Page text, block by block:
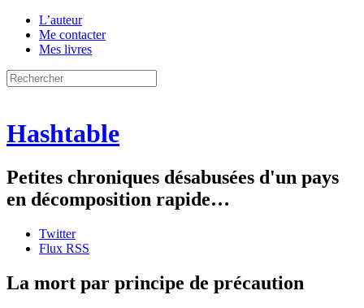
L’auteur
Me contacter
Mes livres
Hashtable
Petites chroniques désabusées d'un pays
en décomposition rapide…
Twitter
Flux RSS
La mort par principe de précaution